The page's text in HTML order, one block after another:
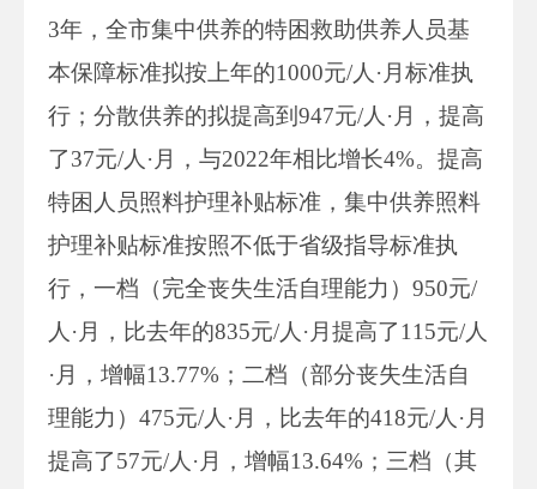
3年，全市集中供养的特困救助供养人员基
本保障标准拟按上年的1000元/人·月标准执
行；分散供养的拟提高到947元/人·月，提高
了37元/人·月，与2022年相比增长4%。提高
特困人员照料护理补贴标准，集中供养照料
护理补贴标准按照不低于省级指导标准执
行，一档（完全丧失生活自理能力）950元/
人·月，比去年的835元/人·月提高了115元/人
·月，增幅13.77%；二档（部分丧失生活自
理能力）475元/人·月，比去年的418元/人·月
提高了57元/人·月，增幅13.64%；三档（其